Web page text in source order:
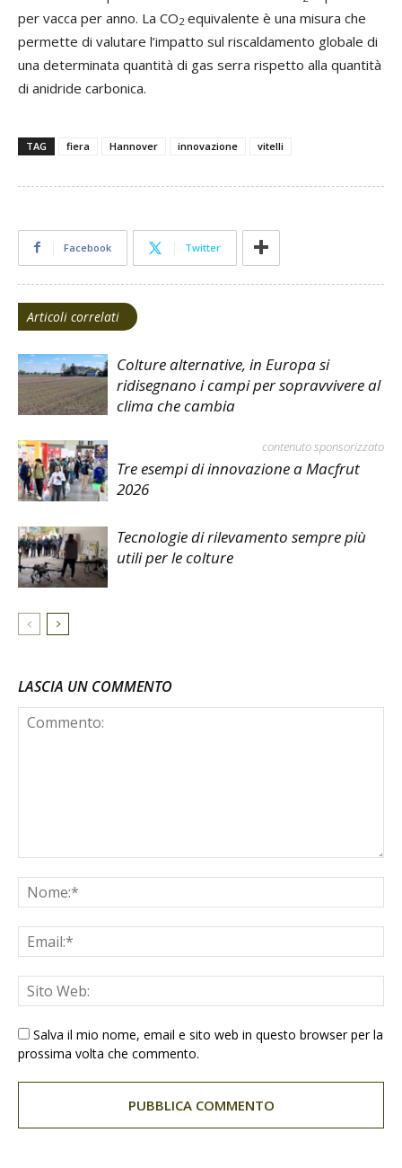
per vacca per anno. La CO2 equivalente è una misura che
permette di valutare l’impatto sul riscaldamento globale di
una determinata quantità di gas serra rispetto alla quantità
di anidride carbonica.
TAG fiera Hannover innovazione vitelli
Facebook Twitter
Articoli correlati
Colture alternative, in Europa si
ridisegnano i campi per sopravvivere al
clima che cambia
contenuto sponsorizzato
Tre esempi di innovazione a Macfrut
2026
Tecnologie di rilevamento sempre più
utili per le colture
LASCIA UN COMMENTO
Salva il mio nome, email e sito web in questo browser per la
prossima volta che commento.